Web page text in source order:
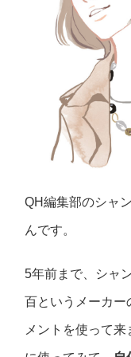
QH編集部のシャ
んです。
5年前まで、シャ
百というメーカー
メントを使って